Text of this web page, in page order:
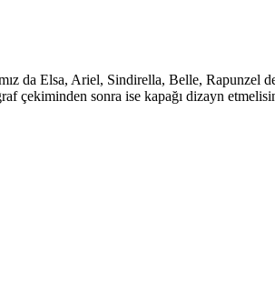
da Elsa, Ariel, Sindirella, Belle, Rapunzel
çekiminden sonra ise kapağı dizayn